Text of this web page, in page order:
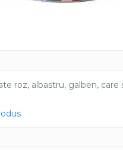
roz, albastru, galben,